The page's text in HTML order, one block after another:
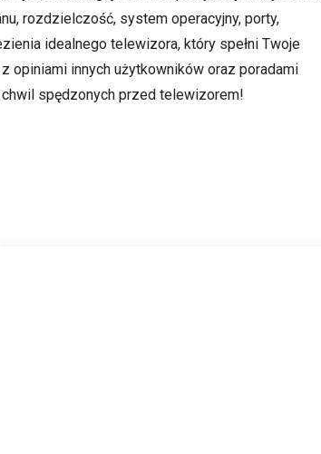
rozdzielczość, system operacyjny, porty,
idealnego telewizora, który spełni Twoje
opiniami innych użytkowników oraz poradami
spędzonych przed telewizorem!